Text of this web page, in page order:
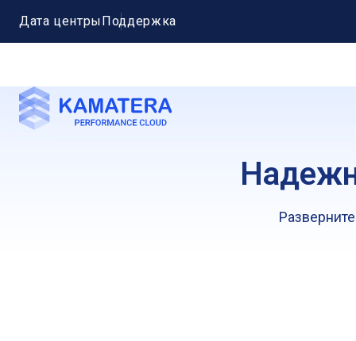
Дата центрыПоддержка